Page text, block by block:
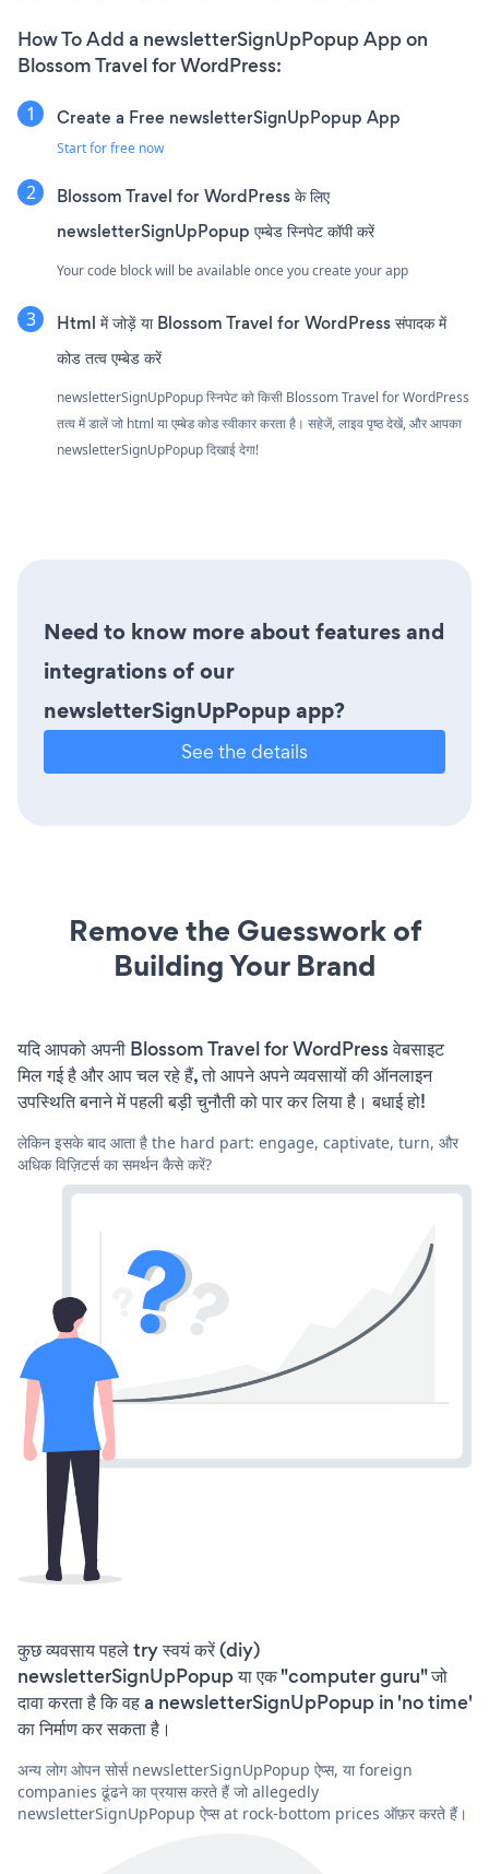
How To Add a newsletterSignUpPopup App on
Blossom Travel for WordPress:
Create a Free newsletterSignUpPopup App
Start for free now
Blossom Travel for WordPress के लिए
newsletterSignUpPopup एम्बेड स्निपेट कॉपी करें
Your code block will be available once you create your app
Html में जोड़ें या Blossom Travel for WordPress संपादक में
कोड तत्व एम्बेड करें
newsletterSignUpPopup स्निपेट को किसी Blossom Travel for WordPress
तत्व में डालें जो html या एम्बेड कोड स्वीकार करता है। सहेजें, लाइव पृष्ठ देखें, और आपका
newsletterSignUpPopup दिखाई देगा!
Need to know more about features and
integrations of our
newsletterSignUpPopup app?
See the details
Remove the Guesswork of
Building Your Brand
यदि आपको अपनी Blossom Travel for WordPress वेबसाइट
मिल गई है और आप चल रहे हैं, तो आपने अपने व्यवसायों की ऑनलाइन
उपस्थिति बनाने में पहली बड़ी चुनौती को पार कर लिया है। बधाई हो!
लेकिन इसके बाद आता है the hard part: engage, captivate, turn, और
अधिक विज़िटर्स का समर्थन कैसे करें?
कुछ व्यवसाय पहले try स्वयं करें (diy)
newsletterSignUpPopup या एक "computer guru" जो
दावा करता है कि वह a newsletterSignUpPopup in 'no time'
का निर्माण कर सकता है।
अन्य लोग ओपन सोर्स newsletterSignUpPopup ऐप्स, या foreign
companies ढूंढने का प्रयास करते हैं जो allegedly
newsletterSignUpPopup ऐप्स at rock-bottom prices ऑफ़र करते हैं।